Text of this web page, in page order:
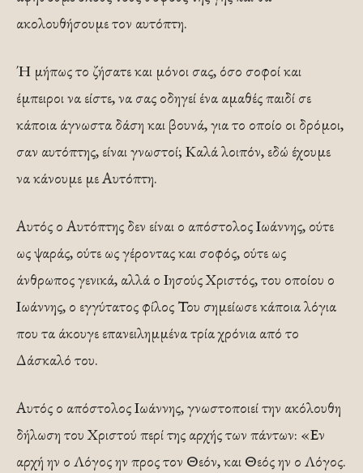
ακολουθήσουμε τον αυτόπτη.
Ή μήπως το ζήσατε και μόνοι σας, όσο σοφοί και
έμπειροι να είστε, να σας οδηγεί ένα αμαθές παιδί σε
κάποια άγνωστα δάση και βουνά, για το οποίο οι δρόμοι,
σαν αυτόπτης, είναι γνωστοί; Καλά λοιπόν, εδώ έχουμε
να κάνουμε με Αυτόπτη.
Αυτός ο Αυτόπτης δεν είναι ο απόστολος Ιωάννης, ούτε
ως ψαράς, ούτε ως γέροντας και σοφός, ούτε ως
άνθρωπος γενικά, αλλά ο Ιησούς Χριστός, του οποίου ο
Ιωάννης, ο εγγύτατος φίλος Του σημείωσε κάποια λόγια
που τα άκουγε επανειλημμένα τρία χρόνια από το
Δάσκαλό του.
Αυτός ο απόστολος Ιωάννης, γνωστοποιεί την ακόλουθη
δήλωση του Χριστού περί της αρχής των πάντων: «Εν
αρχή ην ο Λόγος ην προς τον Θεόν, και Θεός ην ο Λόγος.